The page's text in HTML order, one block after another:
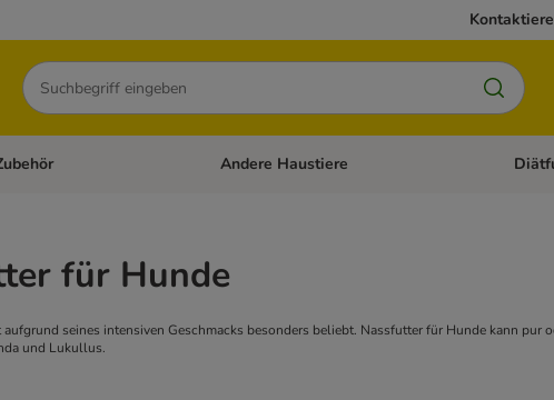
Suchen
Hundefutter und Zubehör Kategorie-Menü öffnen: Katzenfutter und Zubehör
Andere Haustiere
für Hunde
seines intensiven Geschmacks besonders beliebt. Nassfutter für Hunde kann
und Lukullus.